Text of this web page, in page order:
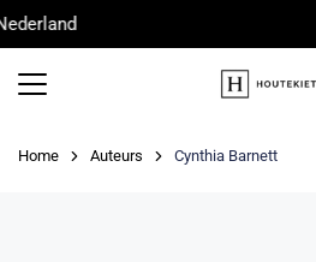
naar
content
Home Auteurs Cynthia Barnett